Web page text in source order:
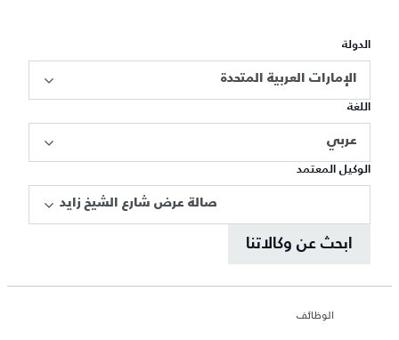
الدولة
الإمارات العربية المتحدة
اللغة
عربي
الوكيل المعتمد
صالة عرض شارع الشيخ زايد
ابحث عن وكالاتنا
الوظائف